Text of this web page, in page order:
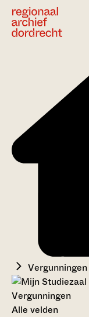
Vergunningen
Vergunningen
Alle velden